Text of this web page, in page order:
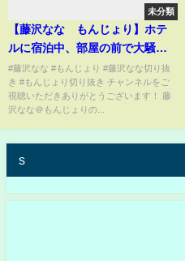
未分類
【藤沢なな もんじょり】ホテ
ルに宿泊中、部屋の前で大騒
ぎ…こっそり盗み聞きしてると
まさかの会話内容に衝撃…
#藤沢なな #もんじょり #藤沢なな切り抜
き #もんじょり切り抜き チャンネルをご
視聴いただきありがとうございます！ 藤
沢なな＠もんじょりの...
s